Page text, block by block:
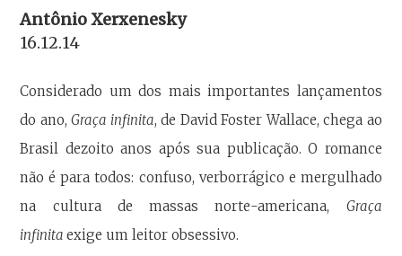
Antônio Xerxenesky
16.12.14
Considerado um dos mais importantes lançamentos
do ano,Graça infinita, de David Foster Wallace, chega ao
Brasil dezoito anos após sua publicação. O romance
não é para todos: confuso, verborrágico e mergulhado
na cultura de massas norte-americana, Graça
infinitaexige um leitor obsessivo.